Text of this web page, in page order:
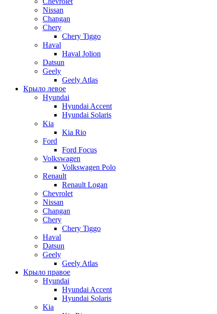
Nissan
Changan
Chery
Chery Tiggo
Haval
Haval Jolion
Datsun
Geely
Geely Atlas
Крыло левое
Hyundai
Hyundai Accent
Hyundai Solaris
Kia
Kia Rio
Ford
Ford Focus
Volkswagen
Volkswagen Polo
Renault
Renault Logan
Chevrolet
Nissan
Changan
Chery
Chery Tiggo
Haval
Datsun
Geely
Geely Atlas
Крыло правое
Hyundai
Hyundai Accent
Hyundai Solaris
Kia